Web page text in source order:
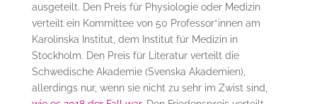
ausgeteilt. Den Preis für Physiologie oder Medizin
verteilt ein Kommittee von 50 Professor*innen am
Karolinska Institut, dem Institut für Medizin in
Stockholm. Den Preis für Literatur verteilt die
Schwedische Akademie (Svenska Akademien),
allerdings nur, wenn sie nicht zu sehr im Zwist sind,